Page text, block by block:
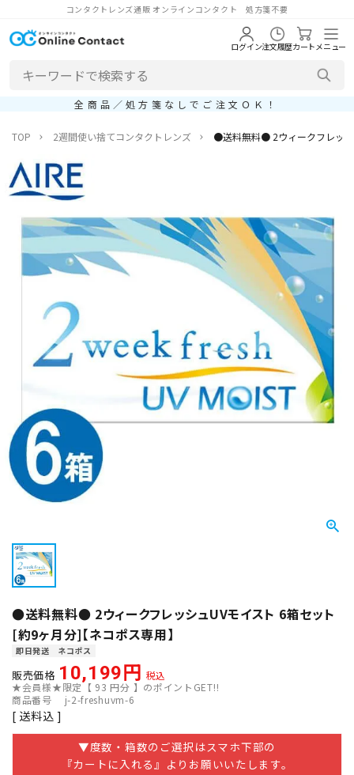
コンタクトレンズ通販 オンラインコンタクト 処方箋不要
ログイン注文履歴カートメニュー
全商品／処方箋なしでご注文ＯＫ！
TOP 2週間使い捨てコンタクトレンズ ●送料無料● 2ウィークフレッ
●送料無料● 2ウィークフレッシュUVモイスト 6箱セット
[約9ヶ月分]【ネコポス専用】
即日発送 ネコポス
販売価格 10,199
税込
★会員様★限定【 93 円分 】のポイントGET!!
商品番号
j-2-freshuvm-6
送料込
▼度数・箱数のご選択はスマホ下部の
『カートに入れる』よりお願いいたします。